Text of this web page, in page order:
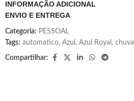
INFORMAÇÃO ADICIONAL
ENVIO E ENTREGA
Categoria: PESSOAL
Tags: automatico, Azul , Azul Royal , chuva
Compartilhar: